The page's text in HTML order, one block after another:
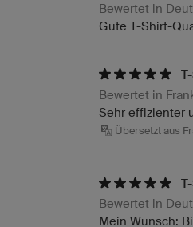
Bewertet in
Gute T-Shirt-
Bewertet in
Sehr effizienter
Übersetzt aus
Bewertet in
Mein Wunsch: